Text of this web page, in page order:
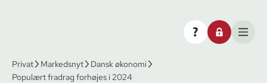
Privat Markedsnyt
Dansk økonomi
Populært fradrag forhøjes i 2024